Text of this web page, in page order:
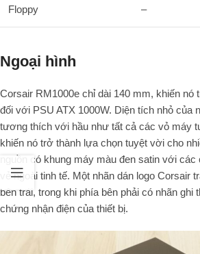
Floppy –
Ngoại hình
Corsair RM1000e chỉ dài 140 mm, khiến nó
đối với PSU ATX 1000W. Diện tích nhỏ của
tương thích với hầu như tất cả các vỏ máy
khiến nó trở thành lựa chọn tuyệt vời cho
nguồn có khung máy màu đen satin với
vẻ ngoài tinh tế. Một nhãn dán logo Corsair
bên trái, trong khi phía bên phải có nhãn ghi
chứng nhận điện của thiết bị.